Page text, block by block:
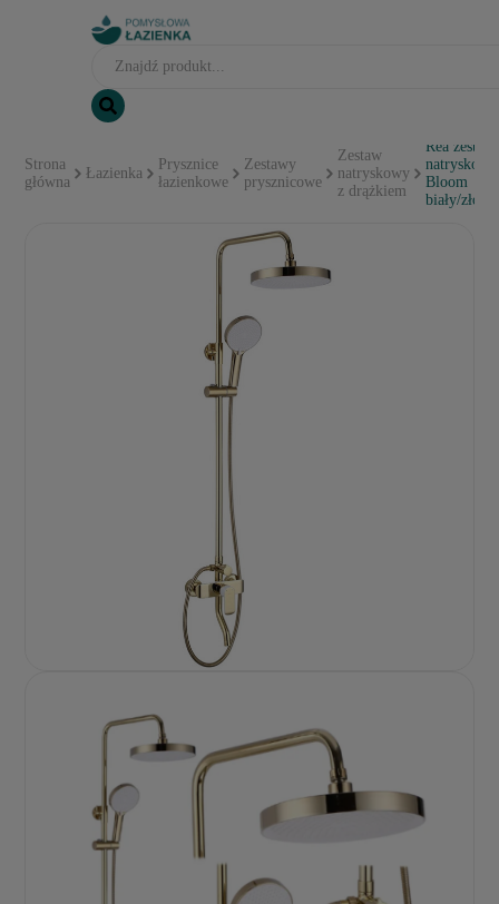
Strona
główna
Łazienka
Prysznice
łazienkowe
Zestawy
prysznicowe
Zestaw
natryskowy
z drążkiem
Rea zestaw
natryskowy
Bloom
biały/złoty